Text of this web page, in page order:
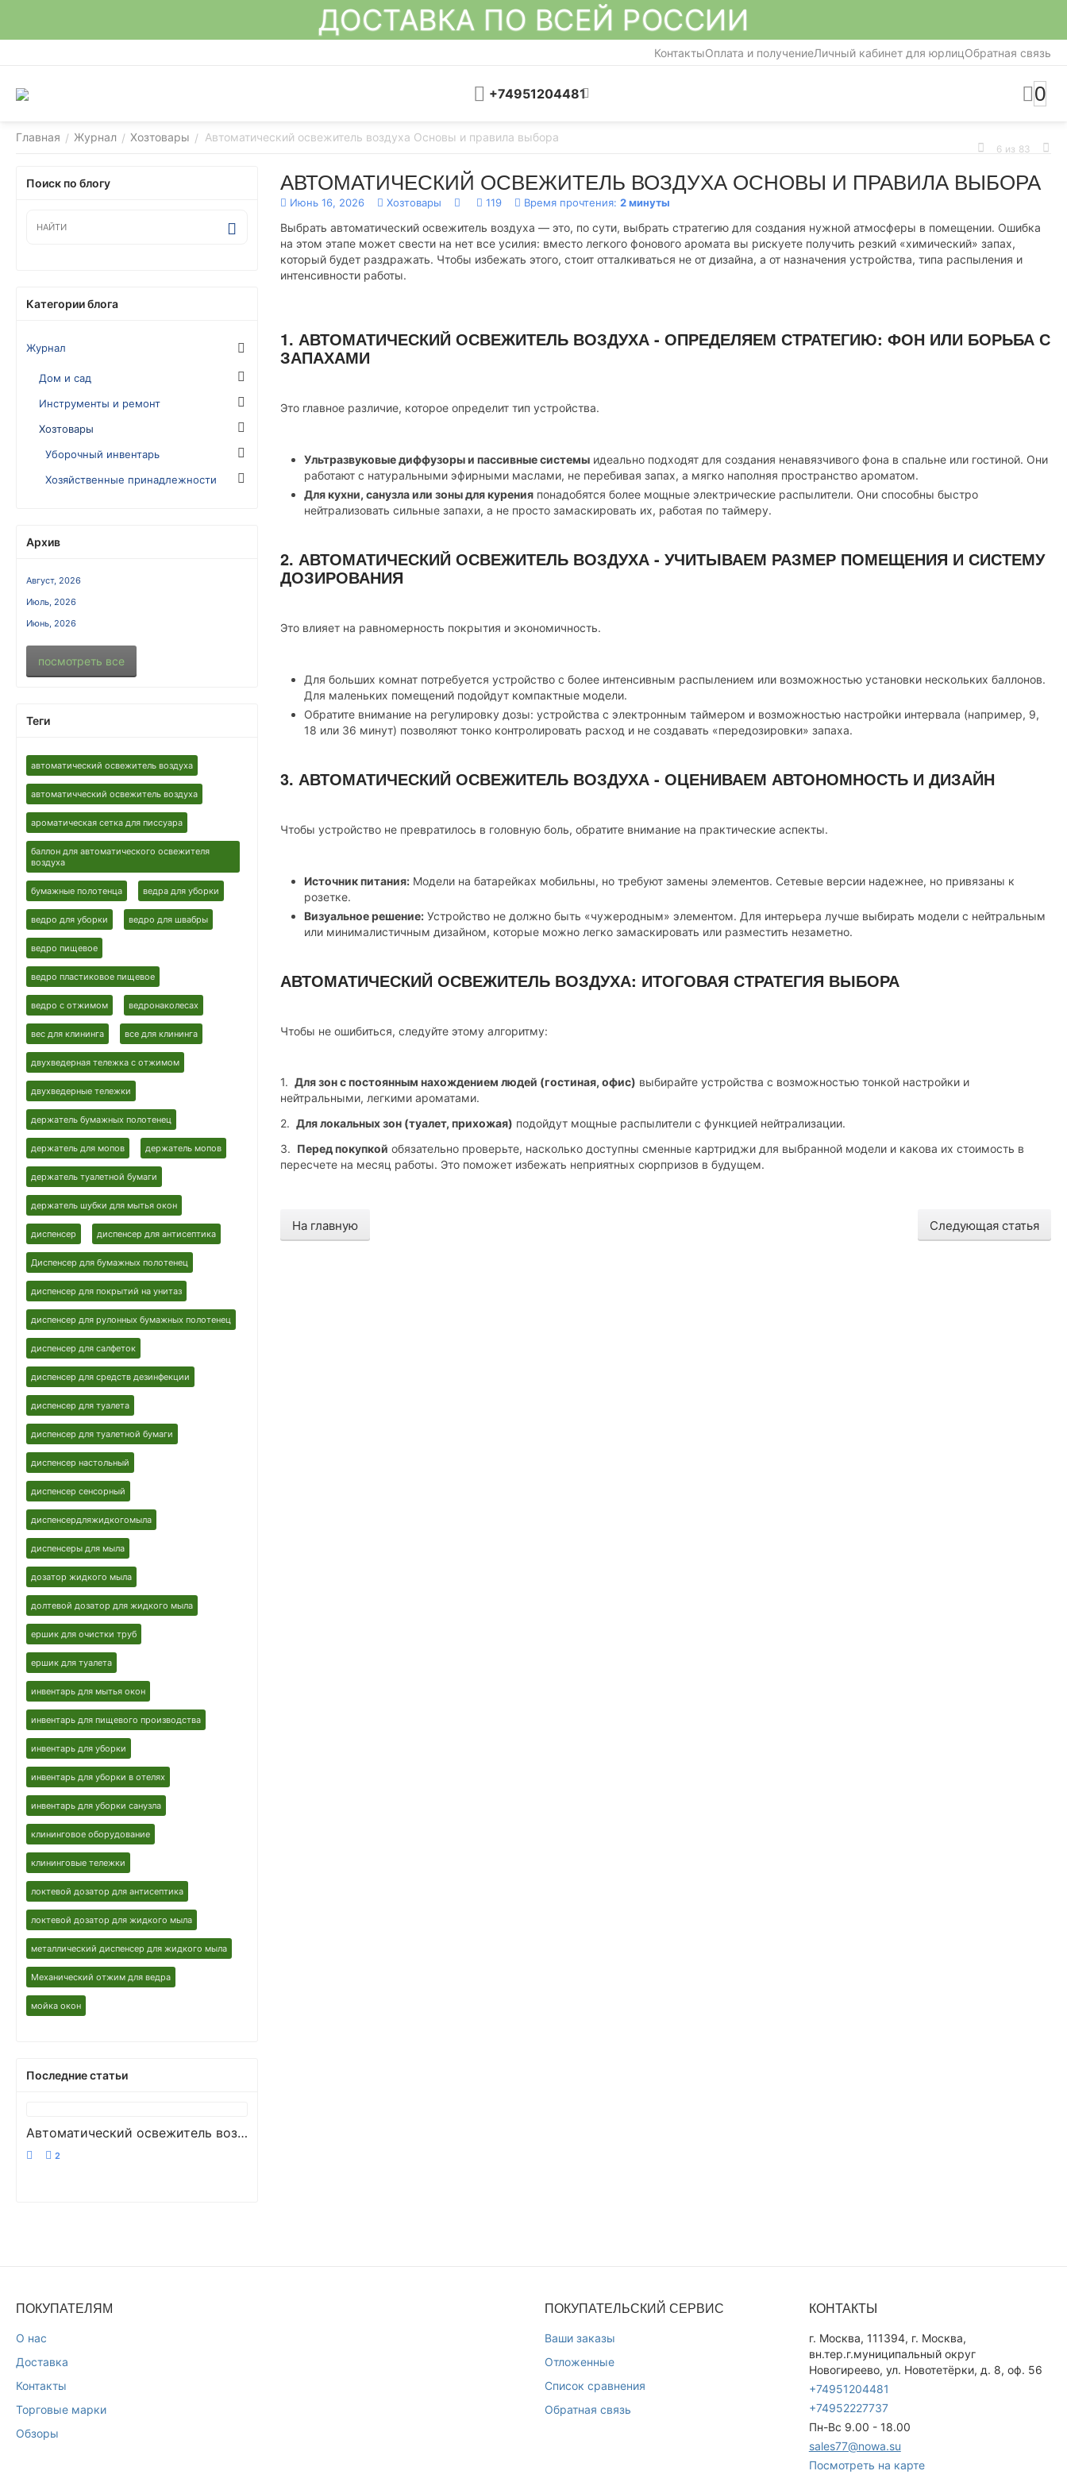
ДОСТАВКА ПО ВСЕЙ РОССИИ
КонтактыОплата и получениеЛичный кабинет для юрлицОбратная связь
+74951204481 0
Главная / Журнал / Хозтовары / Автоматический освежитель воздуха Основы и правила выбора
6 из 83
Поиск по блогу
Категории блога
Журнал
Дом и сад
Инструменты и ремонт
Хозтовары
Уборочный инвентарь
Хозяйственные принадлежности
Архив
Август, 2026
Июль, 2026
Июнь, 2026
посмотреть все
Теги
автоматический освежитель воздуха
автоматичческий освежитель воздуха
ароматическая сетка для писсуара
баллон для автоматического освежителя
воздуха
бумажные полотенца ведра для уборки
ведро для уборки ведро для швабры
ведро пищевое
ведро пластиковое пищевое
ведро с отжимом ведронаколесах
вес для клининга все для клининга
двухведерная тележка с отжимом
двухведерные тележки
держатель бумажных полотенец
держатель для мопов держатель мопов
держатель туалетной бумаги
держатель шубки для мытья окон
диспенсер диспенсер для антисептика
Диспенсер для бумажных полотенец
диспенсер для покрытий на унитаз
диспенсер для рулонных бумажных полотенец
диспенсер для салфеток
диспенсер для средств дезинфекции
диспенсер для туалета
диспенсер для туалетной бумаги
диспенсер настольный
диспенсер сенсорный
диспенсердляжидкогомыла
диспенсеры для мыла
дозатор жидкого мыла
долтевой дозатор для жидкого мыла
ершик для очистки труб
ершик для туалета
инвентарь для мытья окон
инвентарь для пищевого производства
инвентарь для уборки
инвентарь для уборки в отелях
инвентарь для уборки санузла
клининговое оборудование
клининговые тележки
локтевой дозатор для антисептика
локтевой дозатор для жидкого мыла
металлический диспенсер для жидкого мыла
Механический отжим для ведра
мойка окон
Последние статьи
Автоматический освежитель воздуха в мире клининга
2
АВТОМАТИЧЕСКИЙ ОСВЕЖИТЕЛЬ ВОЗДУХА ОСНОВЫ И ПРАВИЛА ВЫБОРА
Июнь 16, 2026 Хозтовары 119 Время прочтения: 2 минуты
Выбрать автоматический освежитель воздуха — это, по сути, выбрать стратегию для создания нужной атмосферы в помещении. Ошибка
на этом этапе может свести на нет все усилия: вместо легкого фонового аромата вы рискуете получить резкий «химический» запах,
который будет раздражать. Чтобы избежать этого, стоит отталкиваться не от дизайна, а от назначения устройства, типа распыления и
интенсивности работы.
1. АВТОМАТИЧЕСКИЙ ОСВЕЖИТЕЛЬ ВОЗДУХА - ОПРЕДЕЛЯЕМ СТРАТЕГИЮ: ФОН ИЛИ БОРЬБА С
ЗАПАХАМИ
Это главное различие, которое определит тип устройства.
Ультразвуковые диффузоры и пассивные системыидеально подходят для создания ненавязчивого фона в спальне или гостиной. Они
работают с натуральными эфирными маслами, не перебивая запах, а мягко наполняя пространство ароматом.
Для кухни, санузла или зоны для куренияпонадобятся более мощные электрические распылители. Они способны быстро
нейтрализовать сильные запахи, а не просто замаскировать их, работая по таймеру.
2. АВТОМАТИЧЕСКИЙ ОСВЕЖИТЕЛЬ ВОЗДУХА - УЧИТЫВАЕМ РАЗМЕР ПОМЕЩЕНИЯ И СИСТЕМУ
ДОЗИРОВАНИЯ
Это влияет на равномерность покрытия и экономичность.
Для больших комнат потребуется устройство с более интенсивным распылением или возможностью установки нескольких баллонов.
Для маленьких помещений подойдут компактные модели.
Обратите внимание на регулировку дозы: устройства с электронным таймером и возможностью настройки интервала (например, 9,
18 или 36 минут) позволяют тонко контролировать расход и не создавать «передозировки» запаха.
3. АВТОМАТИЧЕСКИЙ ОСВЕЖИТЕЛЬ ВОЗДУХА - ОЦЕНИВАЕМ АВТОНОМНОСТЬ И ДИЗАЙН
Чтобы устройство не превратилось в головную боль, обратите внимание на практические аспекты.
Источник питания:Модели на батарейках мобильны, но требуют замены элементов. Сетевые версии надежнее, но привязаны к
розетке.
Визуальное решение:Устройство не должно быть «чужеродным» элементом. Для интерьера лучше выбирать модели с нейтральным
или минималистичным дизайном, которые можно легко замаскировать или разместить незаметно.
АВТОМАТИЧЕСКИЙ ОСВЕЖИТЕЛЬ ВОЗДУХА: ИТОГОВАЯ СТРАТЕГИЯ ВЫБОРА
Чтобы не ошибиться, следуйте этому алгоритму:
1. Для зон с постоянным нахождением людей (гостиная, офис) выбирайте устройства с возможностью тонкой настройки и
нейтральными, легкими ароматами.
2. Для локальных зон (туалет, прихожая) подойдут мощные распылители с функцией нейтрализации.
3. Перед покупкой обязательно проверьте, насколько доступны сменные картриджи для выбранной модели и какова их стоимость в
пересчете на месяц работы. Это поможет избежать неприятных сюрпризов в будущем.
На главную Следующая статья
ПОКУПАТЕЛЯМ
О нас
Доставка
Контакты
Торговые марки
Обзоры
ПОКУПАТЕЛЬСКИЙ СЕРВИС
Ваши заказы
Отложенные
Список сравнения
Обратная связь
КОНТАКТЫ
г. Москва, 111394, г. Москва,
вн.тер.г.муниципальный округ
Новогиреево, ул. Новотетёрки, д. 8, оф. 56
+74951204481
+74952227737
Пн-Вс 9.00 - 18.00
sales77@nowa.su
Посмотреть на карте